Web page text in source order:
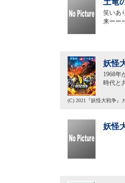
土竜
笑いあ
来ーー
妖怪
1968年
時代と
(C) 2021『妖怪大戦争』
妖怪